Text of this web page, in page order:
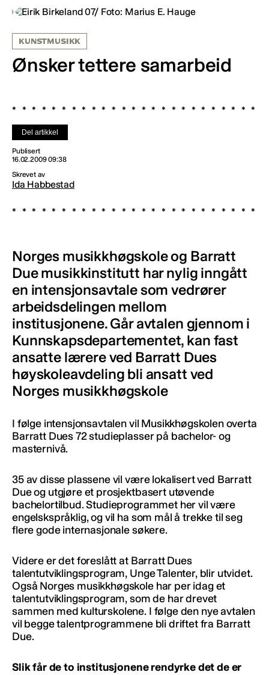
KUNSTMUSIKK
Ønsker tettere samarbeid
Del artikkel
Publisert
16.02.2009 09:38
Skrevet av
Ida Habbestad
Norges musikkhøgskole og Barratt
Due musikkinstitutt har nylig inngått
en intensjonsavtale som vedrører
arbeidsdelingen mellom
institusjonene. Går avtalen gjennom i
Kunnskapsdepartementet, kan fast
ansatte lærere ved Barratt Dues
høyskoleavdeling bli ansatt ved
Norges musikkhøgskole
I følge intensjonsavtalen vil Musikkhøgskolen overta
Barratt Dues 72 studieplasser på bachelor- og
masternivå.
35 av disse plassene vil være lokalisert ved Barratt
Due og utgjøre et prosjektbasert utøvende
bachelortilbud. Studieprogrammet her vil være
engelskspråklig, og vil ha som mål å trekke til seg
flere gode internasjonale søkere.
Videre er det foreslått at Barratt Dues
talentutviklingsprogram, Unge Talenter, blir utvidet.
Også Norges musikkhøgskole har per idag et
talentutviklingsprogram, som de har drevet
sammen med kulturskolene. I følge den nye avtalen
vil begge talentprogrammene bli driftet fra Barratt
Due.
Slik får de to institusjonene rendyrke det de er